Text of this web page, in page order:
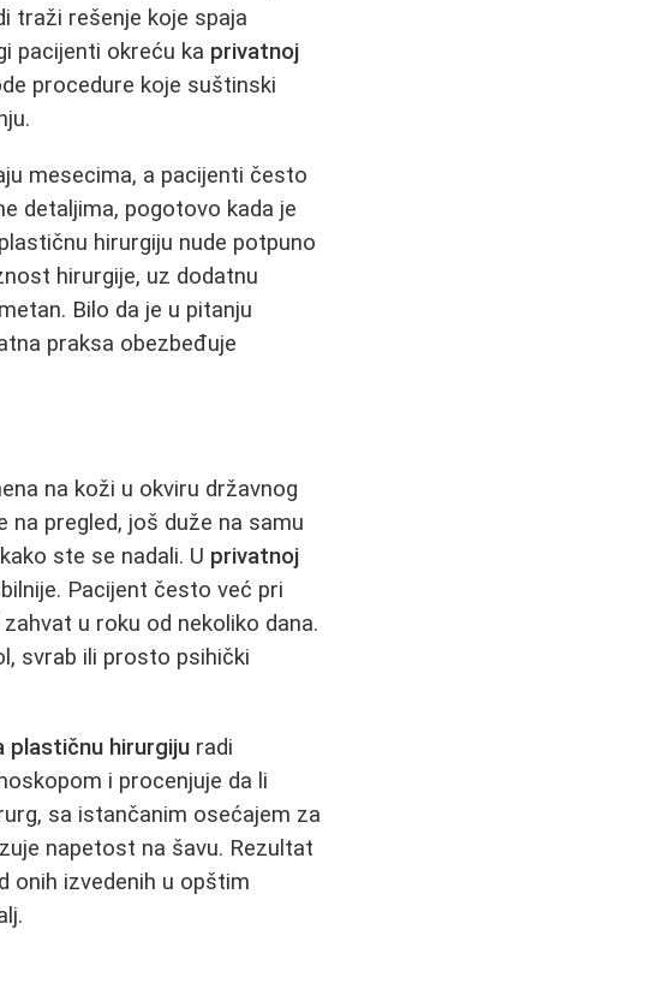
traži rešenje koje spaja
pacijenti okreću ka privatnoj
procedure koje suštinski
mesecima, a pacijenti često
detaljima, pogotovo kada je
hirurgiju nude potpuno
hirurgije, uz dodatnu
Bilo da je u pitanju
praksa obezbeđuje
na koži u okviru državnog
pregled, još duže na samu
ste se nadali. U privatnoj
Pacijent često već pri
u roku od nekoliko dana.
svrab ili prosto psihički
plastičnu hirurgiju radi
i procenjuje da li
sa istančanim osećajem za
napetost na šavu. Rezultat
onih izvedenih u opštim